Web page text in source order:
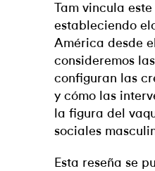
Tam vincula
estableciendo
América desde
consideremos
configuran las
y cómo las
la figura del
sociales
Esta reseña se